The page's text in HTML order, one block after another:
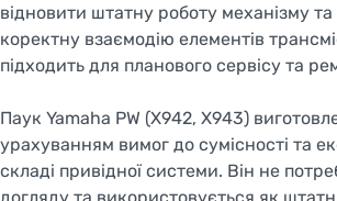
відновити штатну роботу механізму та
коректну взаємодію елементів
підходить для планового сервісу та
Паук Yamaha PW (X942, X943)
урахуванням вимог до сумісності та
складі привідної системи. Він не